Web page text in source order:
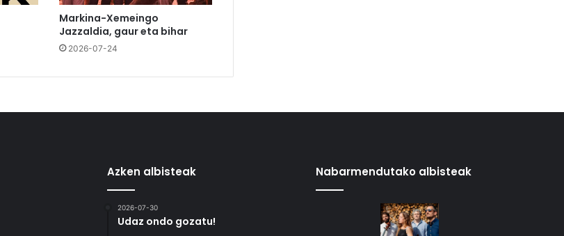
Markina-Xemeingo
Jazzaldia, gaur eta bihar
2026-07-24
Azken albisteak
2026-07-30
Udaz ondo gozatu!
Nabarmendutako albisteak